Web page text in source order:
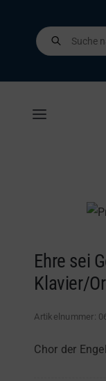
content
Products
search
Toggle
Kontakt
Ehre sei
Klavier/
Artikelnummer:
Chor der